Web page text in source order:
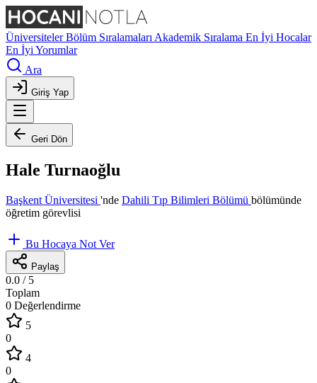
ÜniversitelerBölüm Sıralamaları Akademik Sıralama En İyi Hocalar
En İyi Yorumlar
Ara
Giriş Yap
Geri Dön
Hale Turnaoğlu
Başkent Üniversitesi 'nde Dahili Tıp Bilimleri Bölümü bölümünde
öğretim görevlisi
Bu Hocaya Not Ver
Paylaş
0.0 / 5
Toplam
0 Değerlendirme
5
0
4
0